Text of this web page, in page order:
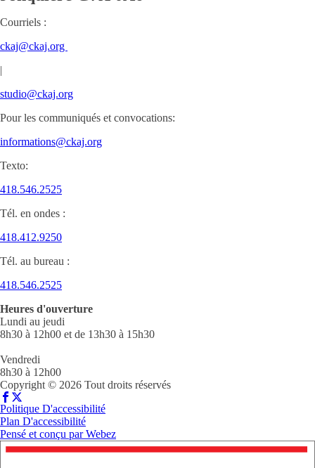
Courriels :
ckaj@ckaj.org
|
studio@ckaj.org
Pour les communiqués et convocations:
informations@ckaj.org
Texto:
418.546.2525
Tél. en ondes :
418.412.9250
Tél. au bureau :
418.546.2525
Heures d'ouverture
Lundi au jeudi
8h30 à 12h00 et de 13h30 à 15h30
Vendredi
8h30 à 12h00
Copyright © 2026 Tout droits réservés
Politique D'accessibilité
Plan D'accessibilité
Pensé et conçu parWebez